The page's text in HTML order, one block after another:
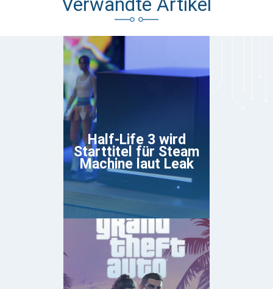
Half-Life 3 wird
Starttitel für Steam
Machine laut Leak